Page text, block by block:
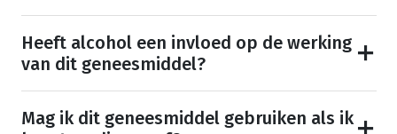
Heeft alcohol een invloed op de werking
van dit geneesmiddel?
Mag ik dit geneesmiddel gebruiken als ik